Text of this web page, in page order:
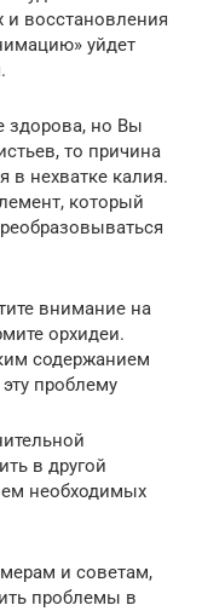
и восстановления
уйдет
здорова, но Вы
то причина
в нехватке калия.
который
внимание на
орхидеи.
содержанием
проблему
в другой
необходимых
и советам,
проблемы в